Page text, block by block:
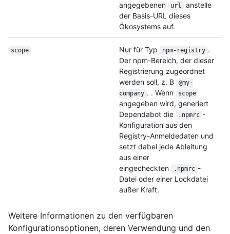
angegebenen
url
anstelle
der Basis-URL dieses
Ökosystems auf.
scope Nur für Typ npm-registry .
Der npm-Bereich, der dieser
Registrierung zugeordnet
werden soll, z. B
@my-
company . . Wenn scope
angegeben wird, generiert
Dependabot die
.npmrc -
Konfiguration aus den
Registry-Anmeldedaten und
setzt dabei jede Ableitung
aus einer
eingecheckten
.npmrc -
Datei oder einer Lockdatei
außer Kraft.
Weitere Informationen zu den verfügbaren
Konfigurationsoptionen, deren Verwendung und den